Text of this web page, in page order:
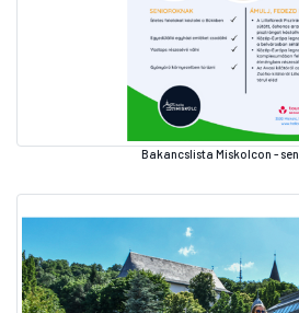
Bakancslista Miskolcon -